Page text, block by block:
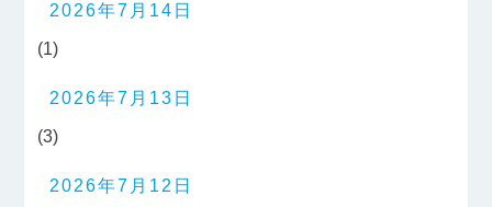
2026年7月14日
(1)
2026年7月13日
(3)
2026年7月12日